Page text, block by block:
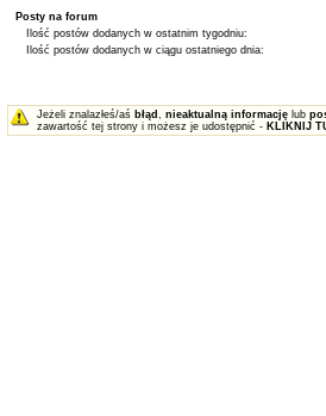
Posty na forum
Ilość postów dodanych w ostatnim tygodniu:
Ilość postów dodanych w ciągu ostatniego dnia:
Jeżeli znalazłeś/aś błąd , nieaktualną informacjęlub
zawartość tej strony i możesz je udostępnić - KLIKNIJ